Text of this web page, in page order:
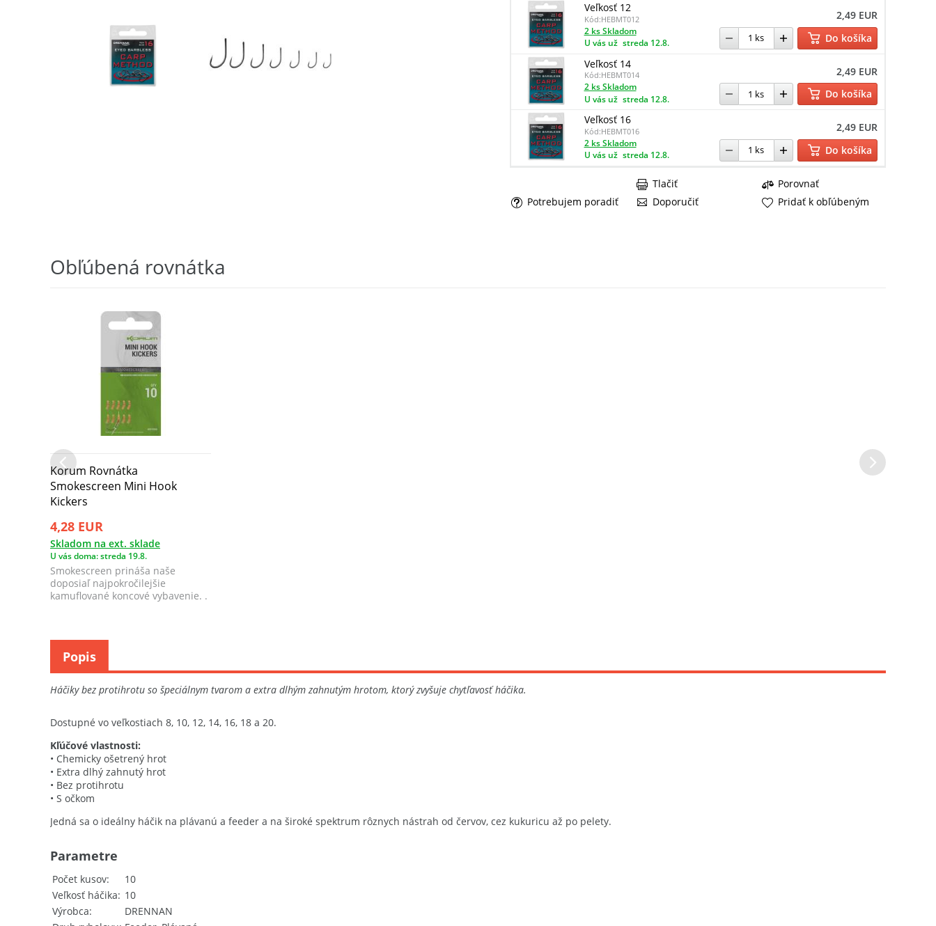
Veľkosť 12
Kód:HEBMT012 2,49 EUR
2 ks Skladom
U vás už streda 12.8.
Do košíka
Veľkosť 14
Kód:HEBMT014 2,49 EUR
2 ks Skladom
U vás už streda 12.8.
Do košíka
Veľkosť 16
Kód:HEBMT016 2,49 EUR
2 ks Skladom
U vás už streda 12.8. Do košíka
Porovnať
Potrebujem poradiť
Doporučiť
Tlačiť
Pridať k obľúbeným
Obľúbená rovnátka
Korum Rovnátka
Smokescreen Mini Hook
Kickers
4,28 EUR
Skladom na ext. sklade
U vás doma: streda 19.8.
Smokescreen prináša naše
doposiaľ najpokročilejšie
kamuflované koncové vybavenie. .
Háčiky bez protihrotu so špeciálnym tvarom a extra dlhým zahnutým hrotom, ktorý zvyšuje chytľavosť háčika.
Dostupné vo veľkostiach 8, 10, 12, 14, 16, 18 a 20.
Kľúčové vlastnosti:
• Chemicky ošetrený hrot
• Extra dlhý zahnutý hrot
• Bez protihrotu
• S očkom
Jedná sa o ideálny háčik na plávanú a feeder a na široké spektrum rôznych nástrah od červov, cez kukuricu až po pelety.
Počet kusov
10
Veľkosť háčika
10
Výrobca
DRENNAN
Parametre
Popis